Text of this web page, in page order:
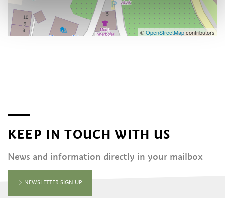
©OpenStreetMapcontributors
KEEP IN TOUCH WITH US
News and information directly in your mailbox
NEWSLETTER SIGN UP